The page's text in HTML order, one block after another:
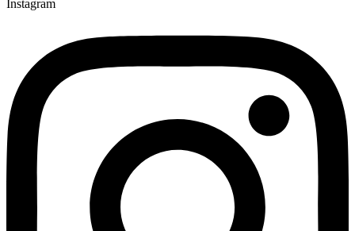
Instagram